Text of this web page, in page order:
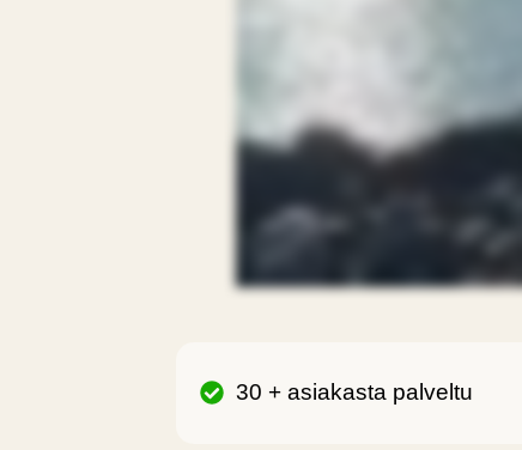
30 + asiakasta palveltu